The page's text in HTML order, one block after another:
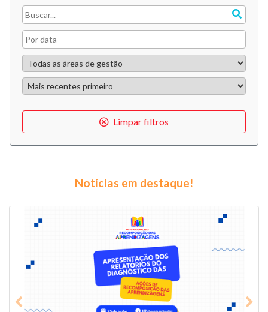
Limpar filtros
Notícias em destaque!
Previous